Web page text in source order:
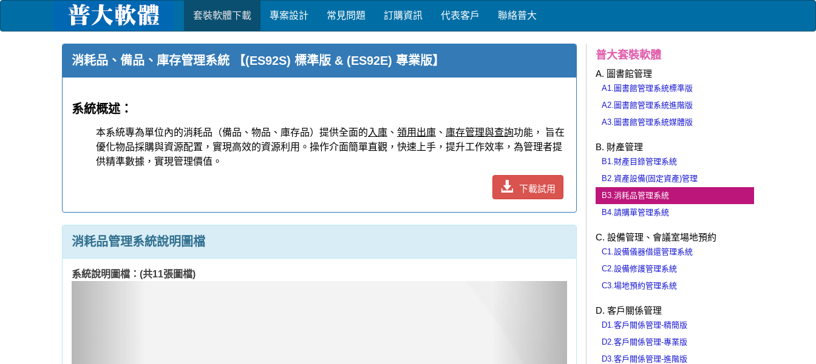
套裝軟體下載 專案設計 常見問題 訂購資訊 代表客戶 聯絡普大
消耗品、備品、庫存管理系統 【(ES92S) 標準版 & (ES92E) 專業版】
系統概述：
本系統專為單位內的消耗品（備品、物品、庫存品）提供全面的 入庫 、 領用出庫 、 庫存管理與查詢功能， 旨在
優化物品採購與資源配置，實現高效的資源利用。操作介面簡單直觀，快速上手，提升工作效率，為管理者提
供精準數據，實現管理價值。
下載試用
消耗品管理系統說明圖檔
系統說明圖檔：(共11張圖檔)
普大套裝軟體
A. 圖書館管理
A1.圖書館管理系統標準版
A2.圖書館管理系統進階版
A3.圖書館管理系統媒體版
B. 財產管理
B1.財產目錄管理系統
B2.資產設備(固定資產)管理
B3.消耗品管理系統
B4.請購單管理系統
C. 設備管理、會議室場地預約
C1.設備儀器借還管理系統
C2.設備修護管理系統
C3.場地預約管理系統
D. 客戶關係管理
D1.客戶關係管理-精簡版
D2.客戶關係管理-專業版
D3.客戶關係管理-進階版